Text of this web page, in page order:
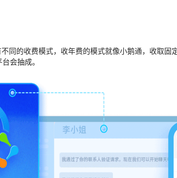
的收费模式，收年费的模式就像小鹅通，收取固
会抽成。